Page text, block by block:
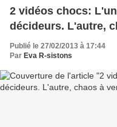
2 vidéos chocs:
décideurs. L'autre,
Publié le 27/02/2013 à 17:44
Par Eva R-sistons